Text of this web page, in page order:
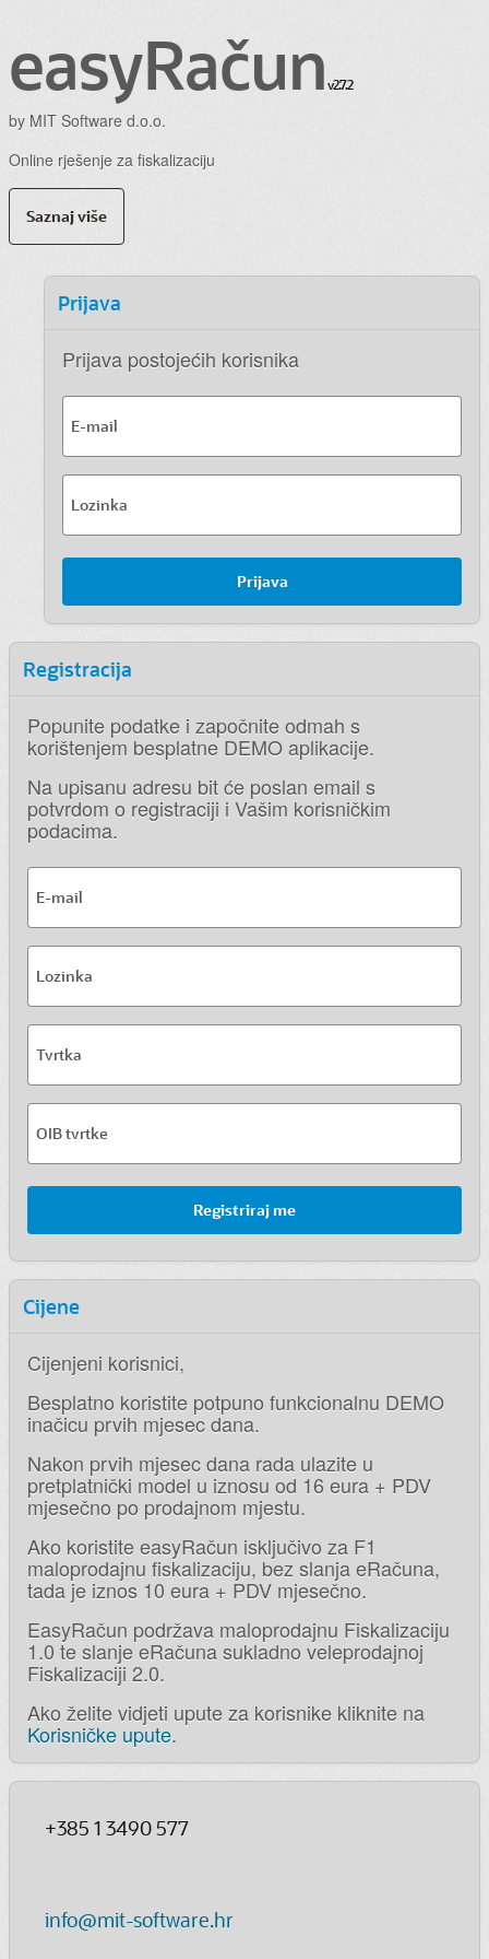
easyRačunv2.7.2
by MIT Software d.o.o.
Online rješenje za fiskalizaciju
Saznaj više
Prijava
Prijava postojećih korisnika
E-mail
Lozinka
Prijava
Registracija
Popunite podatke i započnite odmah s
korištenjem besplatne DEMO aplikacije.
Na upisanu adresu bit će poslan email s
potvrdom o registraciji i Vašim korisničkim
podacima.
E-mail
Lozinka
Tvrtka
OIB tvrtke
Registriraj me
Cijene
Cijenjeni korisnici,
Besplatno koristite potpuno funkcionalnu DEMO
inačicu prvih mjesec dana.
Nakon prvih mjesec dana rada ulazite u
pretplatnički model u iznosu od 16 eura + PDV
mjesečno po prodajnom mjestu.
Ako koristite easyRačun isključivo za F1
maloprodajnu fiskalizaciju, bez slanja eRačuna,
tada je iznos 10 eura + PDV mjesečno.
EasyRačun podržava maloprodajnu Fiskalizaciju
1.0 te slanje eRačuna sukladno veleprodajnoj
Fiskalizaciji 2.0.
Ako želite vidjeti upute za korisnike kliknite na
Korisničke upute.
+385 1 3490 577
info@mit-software.hr